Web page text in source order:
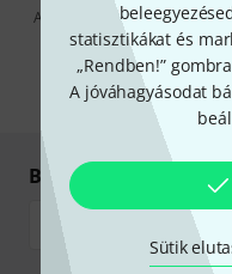
statisztikákat és
„Rendben!”
A jóváhagyásodat
Sütik
A "Bejelentkezés" gombra
önnek hirdetéseket.
információkat az
*
Biztonságos